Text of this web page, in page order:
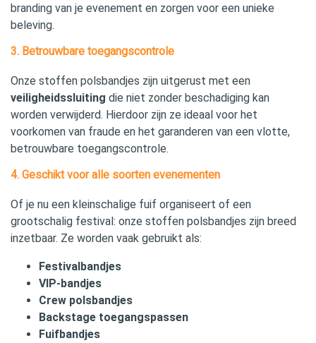
branding van je evenement en zorgen voor een unieke
beleving.
3. Betrouwbare toegangscontrole
Onze stoffen polsbandjes zijn uitgerust met een
veiligheidssluiting die niet zonder beschadiging kan
worden verwijderd. Hierdoor zijn ze ideaal voor het
voorkomen van fraude en het garanderen van een vlotte,
betrouwbare toegangscontrole.
4. Geschikt voor alle soorten evenementen
Of je nu een kleinschalige fuif organiseert of een
grootschalig festival: onze stoffen polsbandjes zijn breed
inzetbaar. Ze worden vaak gebruikt als:
Festivalbandjes
VIP‑bandjes
Crew polsbandjes
Backstage toegangspassen
Fuifbandjes